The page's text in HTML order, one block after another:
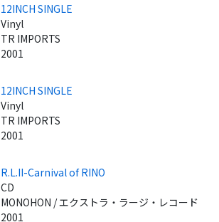
12INCH SINGLE
Vinyl
TR IMPORTS
2001
12INCH SINGLE
Vinyl
TR IMPORTS
2001
R.L.II-Carnival of RINO
CD
MONOHON / エクストラ・ラージ・レコード
2001